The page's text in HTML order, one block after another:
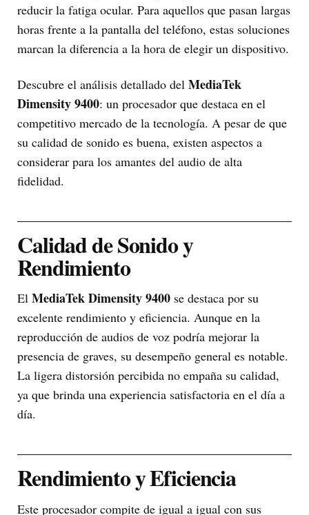
reducir la fatiga ocular. Para aquellos que pasan largas
horas frente a la pantalla del teléfono, estas soluciones
marcan la diferencia a la hora de elegir un dispositivo.
Descubre el análisis detallado del MediaTek
Dimensity 9400: un procesador que destaca en el
competitivo mercado de la tecnología. A pesar de que
su calidad de sonido es buena, existen aspectos a
considerar para los amantes del audio de alta
fidelidad.
Calidad de Sonido y
Rendimiento
El MediaTek Dimensity 9400 se destaca por su
excelente rendimiento y eficiencia. Aunque en la
reproducción de audios de voz podría mejorar la
presencia de graves, su desempeño general es notable.
La ligera distorsión percibida no empaña su calidad,
ya que brinda una experiencia satisfactoria en el día a
día.
Rendimiento y Eficiencia
Este procesador compite de igual a igual con sus